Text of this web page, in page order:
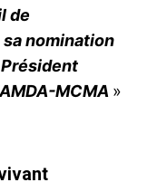
de
nomination
MCMA »